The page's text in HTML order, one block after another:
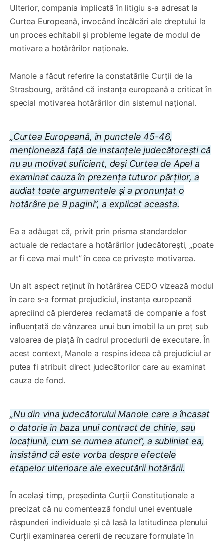
Ulterior, compania implicată în litigiu s-a adresat la
Curtea Europeană, invocând încălcări ale dreptului la
un proces echitabil și probleme legate de modul de
motivare a hotărârilor naționale.
Manole a făcut referire la constatările Curții de la
Strasbourg, arătând că instanța europeană a criticat în
special motivarea hotărârilor din sistemul național.
„Curtea Europeană, în punctele 45-46,
menționează față de instanțele judecătorești că
nu au motivat suficient, deși Curtea de Apel a
examinat cauza în prezența tuturor părților, a
audiat toate argumentele și a pronunțat o
hotărâre pe 9 pagini”, a explicat aceasta.
Ea a adăugat că, privit prin prisma standardelor
actuale de redactare a hotărârilor judecătorești, „poate
ar fi ceva mai mult” în ceea ce privește motivarea.
Un alt aspect reținut în hotărârea CEDO vizează modul
în care s-a format prejudiciul, instanța europeană
apreciind că pierderea reclamată de companie a fost
influențată de vânzarea unui bun imobil la un preț sub
valoarea de piață în cadrul procedurii de executare. În
acest context, Manole a respins ideea că prejudiciul ar
putea fi atribuit direct judecătorilor care au examinat
cauza de fond.
„Nu din vina judecătorului Manole care a încasat
o datorie în baza unui contract de chirie, sau
locațiunii, cum se numea atunci”, a subliniat ea,
insistând că este vorba despre efectele
etapelor ulterioare ale executării hotărârii.
În același timp, președinta Curții Constituționale a
precizat că nu comentează fondul unei eventuale
răspunderi individuale și că lasă la latitudinea plenului
Curții examinarea cererii de recuzare formulate în